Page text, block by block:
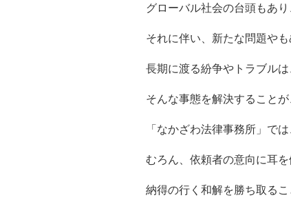
グローバル社会の台頭もあ
それに伴い、新たな問題や
長期に渡る紛争やトラブル
そんな事態を解決すること
「なかざわ法律事務所」で
むろん、依頼者の意向に耳
納得の行く和解を勝ち取るこ